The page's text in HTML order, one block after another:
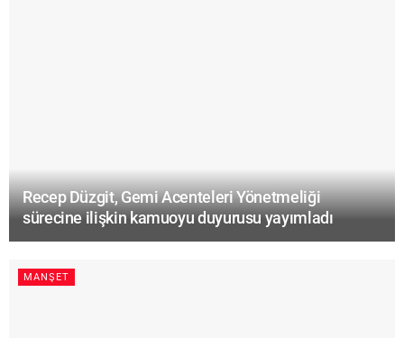
Recep Düzgit, Gemi Acenteleri Yönetmeliği
sürecine ilişkin kamuoyu duyurusu yayımladı
MANŞET